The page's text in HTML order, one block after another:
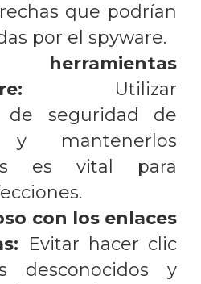
que podrían
por el spyware.
Utilizar
de seguridad de
y mantenerlos
es vital para
con los enlaces
Evitar hacer clic
desconocidos y